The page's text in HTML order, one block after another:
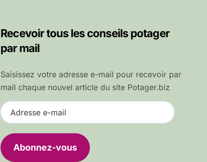
Recevoir tous les conseils potager
par mail
Saisissez votre adresse e-mail pour recevoir par
mail chaque nouvel article du site Potager.biz
A
d
e
s
Abonnez-vous